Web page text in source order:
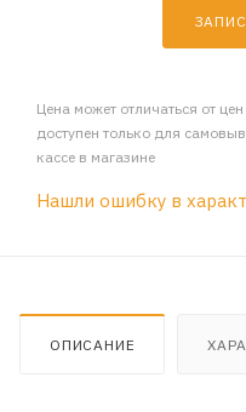
Цена может отличаться от
доступен только для
кассе в магазине
Нашли ошибку в
ОПИСАНИЕ